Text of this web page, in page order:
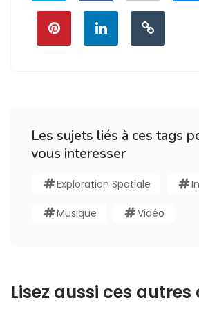
Les sujets liés à ces tags
vous interesser
Exploration Spatiale
Musique Vidéo
Lisez aussi ces